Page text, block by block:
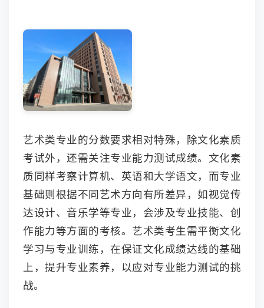
艺术类专业的分数要求相对特殊，除文化素质
考试外，还需关注专业能力测试成绩。文化素
质同样考察计算机、英语和大学语文，而专业
基础则根据不同艺术方向有所差异，如视觉传
达设计、音乐学等专业，会涉及专业技能、创
作能力等方面的考核。艺术类考生需平衡文化
学习与专业训练，在保证文化成绩达线的基础
上，提升专业素养，以应对专业能力测试的挑
战。